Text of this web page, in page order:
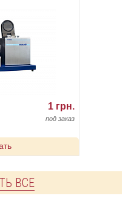
1 грн.
под заказ
ВСЕ